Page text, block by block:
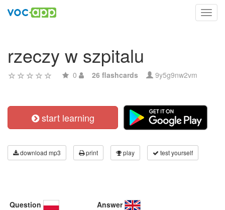
rzeczy w szpitalu
0 26 flashcards 9y5g9nw2vm
start learning
download mp3 print play test yourself
Question Answer